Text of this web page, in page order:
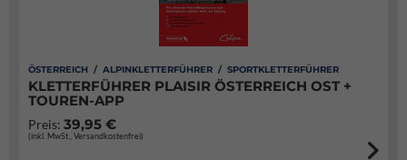
ÖSTERREICH / ALPINKLETTERFÜHRER / SPORTKLETTERFÜHRER
KLETTERFÜHRER PLAISIR ÖSTERREICH OST +
TOUREN-APP
Preis: 39,95 €
(inkl. MwSt., Versandkostenfrei)